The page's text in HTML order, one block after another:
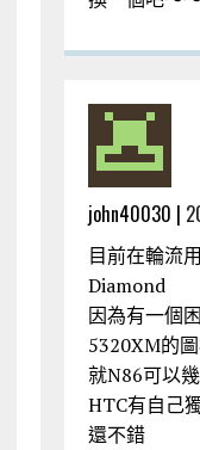
john40030 |
目前在輪流
Diamond
因為有一個
5320XM的
就N86可以
HTC有自己
還不錯